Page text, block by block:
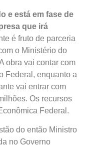
e está em fase de
que irá
é fruto de parceria
o Ministério do
obra vai contar com
Federal, enquanto a
vai entrar com
Os recursos
Federal.
do então Ministro
no Governo